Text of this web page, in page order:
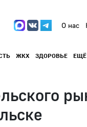
О нас
ЖКХ ЗДОРОВЬЕ ЕЩЁ